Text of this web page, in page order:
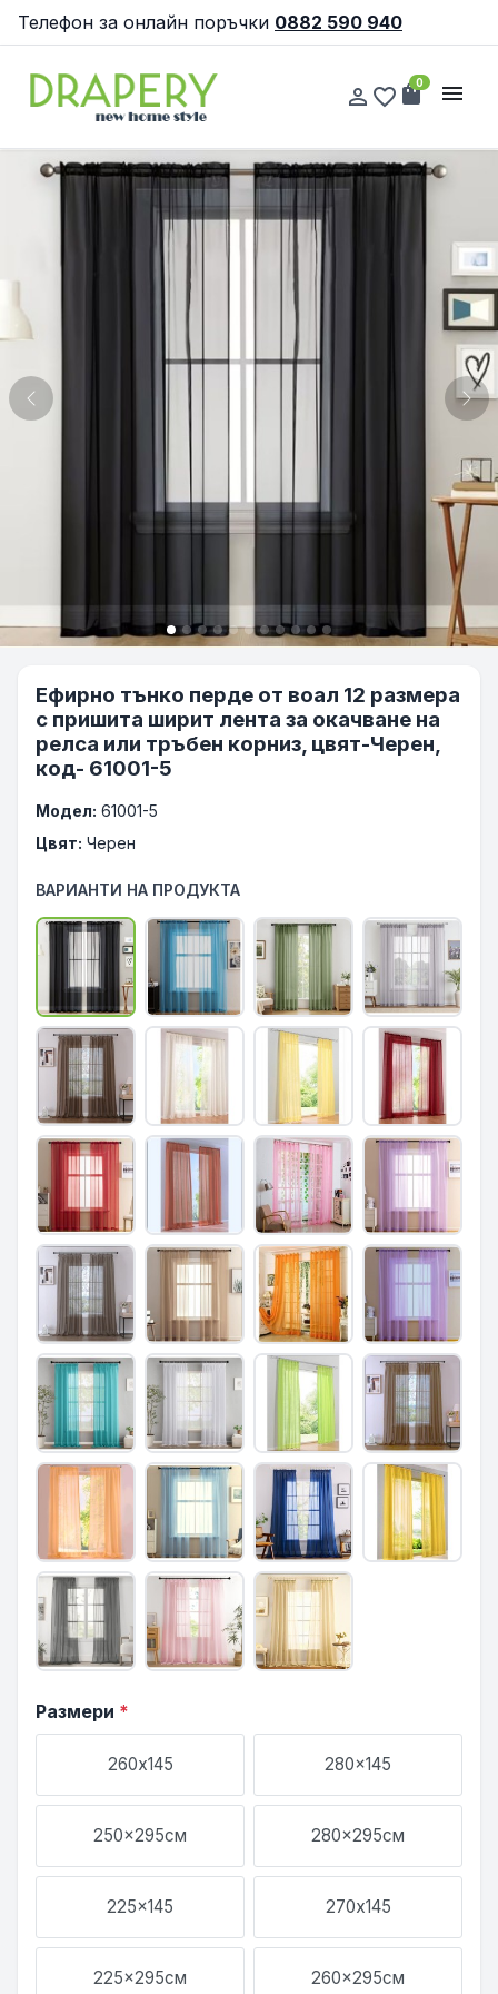
Телефон за онлайн поръчки 0882 590 940
person_outline favorite_border shopping_bag
0 menu
Previous
Ефирно тънко перде от воал 12 размера
с пришита ширит лента за окачване на
релса или тръбен корниз, цвят-Черен,
код- 61001-5
Модел: 61001-5
Цвят: Черен
ВАРИАНТИ НА ПРОДУКТА
Размери *
260х145 280x145
250x295см 280x295см
225x145 270х145
225x295см 260x295см